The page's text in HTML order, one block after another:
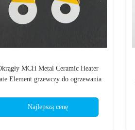
MCH Metal Ceramic Heater
Element grzewczy do ogrzewania
Najlepszą cenę